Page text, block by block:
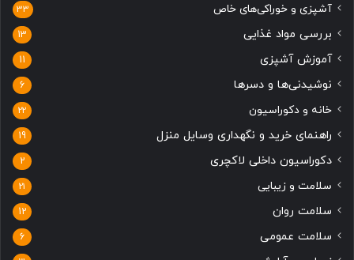
آشپزی و خوراکی‌های خاص 33
بررسی مواد غذایی 13
آموزش آشپزی 11
نوشیدنی‌ها و دسرها 6
خانه و دکوراسیون 22
راهنمای خرید و نگهداری وسایل منزل 19
دکوراسیون داخلی لاکچری 2
سلامت و زیبایی 21
سلامت روان 12
سلامت عمومی 6